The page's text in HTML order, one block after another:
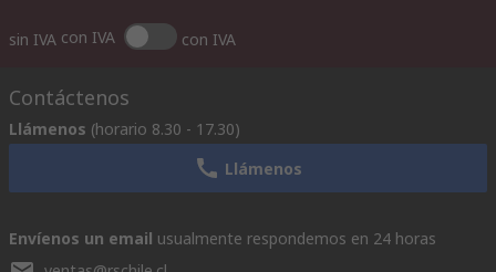
sin IVA con IVA con IVA
Contáctenos
Llámenos (horario 8.30 - 17.30)
Llámenos
Envíenos un email usualmente respondemos en 24 horas